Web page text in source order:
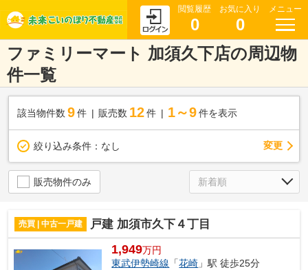
閲覧履歴
0
お気に入り
0
メニュー
ファミリーマート 加須久下店の周辺物
件一覧
該当物件数 9件 販売数 12 件 1～9 件を表示
絞り込み条件： なし 変更
販売物件のみ
売買 | 中古一戸建 戸建 加須市久下４丁目
1,949万円
東武伊勢崎線 「花崎 」駅 徒歩25分